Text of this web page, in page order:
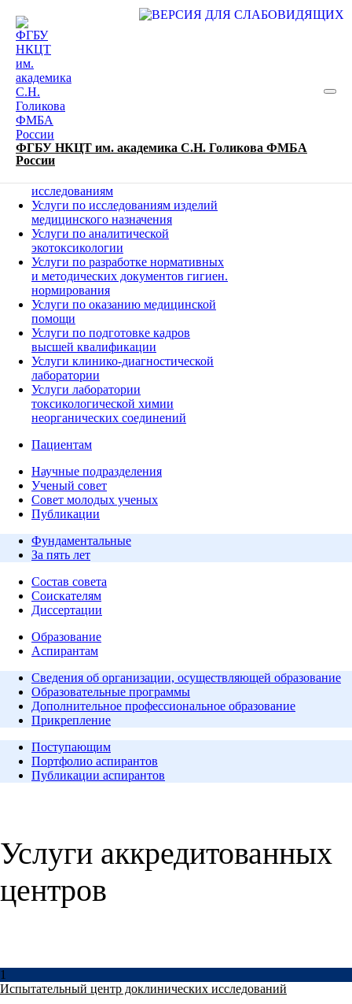
ФГБУ НКЦТ им. академика С.Н. Голикова ФМБА
России
История
Новости
Нормативные акты
Вакансии
Документы
Сертификаты
исследованиям
Услуги по исследованиям изделий
медицинского назначения
Услуги по аналитической
экотоксикологии
Услуги по разработке нормативных
и методических документов гигиен.
нормирования
Услуги по оказанию медицинской
помощи
Услуги по подготовке кадров
высшей квалификации
Услуги клинико-диагностической
лаборатории
Услуги лаборатории
токсикологической химии
неорганических соединений
Пациентам
Научные подразделения
Ученый совет
Совет молодых ученых
Публикации
Фундаментальные
За пять лет
Состав совета
Соискателям
Диссертации
Образование
Аспирантам
Сведения об организации, осуществляющей образование
Образовательные программы
Дополнительное профессиональное образование
Прикрепление
Поступающим
Портфолио аспирантов
Публикации аспирантов
Услуги аккредитованных
центров
1
Испытательный центр доклинических исследований